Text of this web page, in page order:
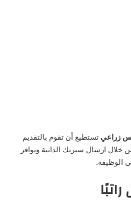
زراعي تستطيع أن تقوم بالتقديم
ارسال سيرتك الذاتية وتوافر
الوظيفة.